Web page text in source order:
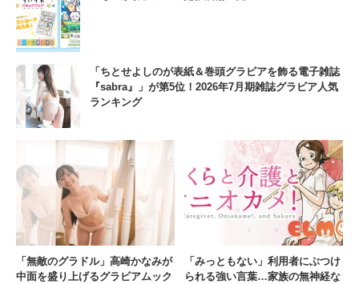
「ちとせよしのが表紙＆巻頭グラビアを飾る電子雑誌
『sabra』」が第5位！2026年7月期雑誌グラビア人気
ランキング
「無敵のグラドル」高崎かなみが
中面を盛り上げるグラビアムック
「みっともない」利用者にぶつけ
られる強い言葉…家族の無神経な